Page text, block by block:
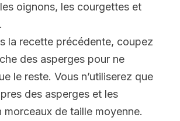
oignons, les courgettes et
la recette précédente, coupez
des asperges pour ne
le reste. Vous n’utiliserez que
des asperges et les
morceaux de taille moyenne.